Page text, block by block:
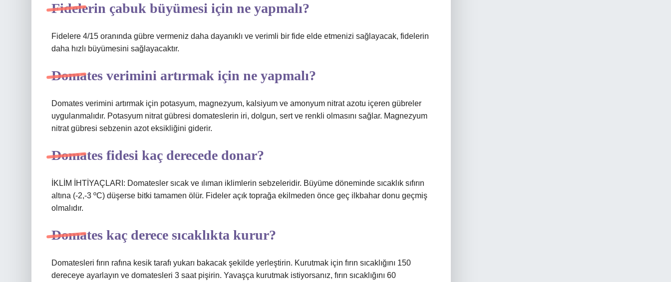
Fidelerin çabuk büyümesi için ne yapmalı?
Fidelere 4/15 oranında gübre vermeniz daha dayanıklı ve verimli bir fide elde etmenizi sağlayacak, fidelerin
daha hızlı büyümesini sağlayacaktır.
Domates verimini artırmak için ne yapmalı?
Domates verimini artırmak için potasyum, magnezyum, kalsiyum ve amonyum nitrat azotu içeren gübreler
uygulanmalıdır. Potasyum nitrat gübresi domateslerin iri, dolgun, sert ve renkli olmasını sağlar. Magnezyum
nitrat gübresi sebzenin azot eksikliğini giderir.
Domates fidesi kaç derecede donar?
İKLİM İHTİYAÇLARI: Domatesler sıcak ve ılıman iklimlerin sebzeleridir. Büyüme döneminde sıcaklık sıfırın
altına (-2,-3 ºC) düşerse bitki tamamen ölür. Fideler açık toprağa ekilmeden önce geç ilkbahar donu geçmiş
olmalıdır.
Domates kaç derece sıcaklıkta kurur?
Domatesleri fırın rafına kesik tarafı yukarı bakacak şekilde yerleştirin. Kurutmak için fırın sıcaklığını 150
dereceye ayarlayın ve domatesleri 3 saat pişirin. Yavaşça kurutmak istiyorsanız, fırın sıcaklığını 60